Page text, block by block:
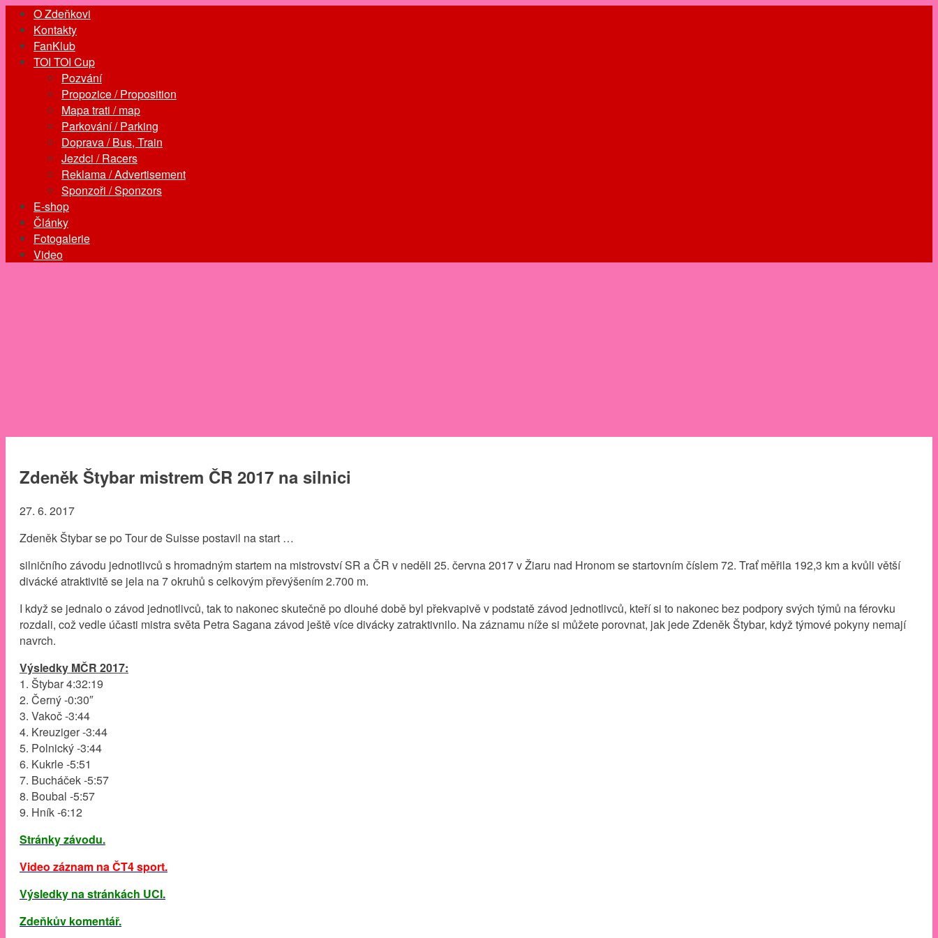
O Zdeňkovi
Kontakty
FanKlub
TOI TOI Cup
Pozvání
Propozice / Proposition
Mapa trati / map
Parkování / Parking
Doprava / Bus, Train
Jezdci / Racers
Reklama / Advertisement
Sponzoři / Sponzors
E-shop
Články
Fotogalerie
Video
Zdeněk Štybar mistrem ČR 2017 na silnici
27. 6. 2017
Zdeněk Štybar se po Tour de Suisse postavil na start …
silničního závodu jednotlivců s hromadným startem na mistrovství SR a ČR v neděli 25. června 2017 v Žiaru nad Hronom se startovním číslem 72. Trať měřila 192,3 km a kvůli větší
divácké atraktivitě se jela na 7 okruhů s celkovým převýšením 2.700 m.
I když se jednalo o závod jednotlivců, tak to nakonec skutečně po dlouhé době byl překvapivě v podstatě závod jednotlivců, kteří si to nakonec bez podpory svých týmů na férovku
rozdali, což vedle účasti mistra světa Petra Sagana závod ještě více divácky zatraktivnilo. Na záznamu níže si můžete porovnat, jak jede Zdeněk Štybar, když týmové pokyny nemají
navrch.
Výsledky MČR 2017:
1. Štybar 4:32:19
2. Černý -0:30″
3. Vakoč -3:44
4. Kreuziger -3:44
5. Polnický -3:44
6. Kukrle -5:51
7. Bucháček -5:57
8. Boubal -5:57
9. Hník -6:12
Stránky závodu.
Video záznam na ČT4 sport.
Výsledky na stránkách UCI.
Zdeňkův komentář.